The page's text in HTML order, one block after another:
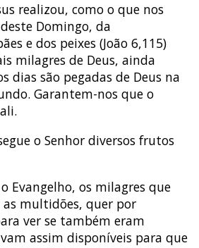
realizou, como o que nos
Domingo, da
e dos peixes (João 6,115)
milagres de Deus, ainda
dias são pegadas de Deus na
Garantem-nos que o
o Senhor diversos frutos
Evangelho, os milagres que
as multidões, quer por
ver se também eram
assim disponíveis para que